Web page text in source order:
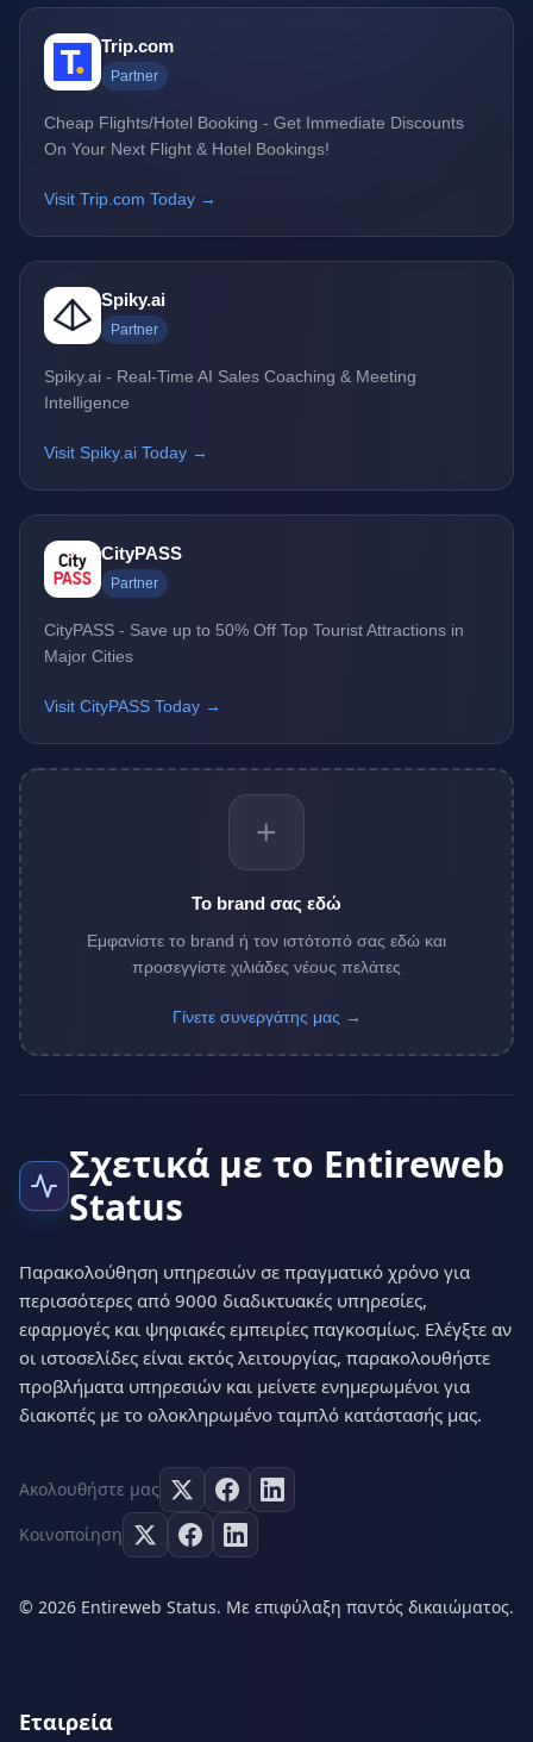
Trip.com
Partner
Cheap Flights/Hotel Booking - Get Immediate Discounts
On Your Next Flight & Hotel Bookings!
Visit Trip.com Today →
Spiky.ai
Partner
Spiky.ai - Real-Time AI Sales Coaching & Meeting
Intelligence
Visit Spiky.ai Today →
CityPASS
Partner
CityPASS - Save up to 50% Off Top Tourist Attractions in
Major Cities
Visit CityPASS Today →
+
Το brand σας εδώ
Εμφανίστε το brand ή τον ιστότοπό σας εδώ και
προσεγγίστε χιλιάδες νέους πελάτες
Γίνετε συνεργάτης μας →
Σχετικά με το Entireweb
Status
Παρακολούθηση υπηρεσιών σε πραγματικό χρόνο για
περισσότερες από 9000 διαδικτυακές υπηρεσίες,
εφαρμογές και ψηφιακές εμπειρίες παγκοσμίως. Ελέγξτε αν
οι ιστοσελίδες είναι εκτός λειτουργίας, παρακολουθήστε
προβλήματα υπηρεσιών και μείνετε ενημερωμένοι για
διακοπές με το ολοκληρωμένο ταμπλό κατάστασής μας.
Ακολουθήστε μας
Κοινοποίηση
© 2026 Entireweb Status. Με επιφύλαξη παντός δικαιώματος.
Εταιρεία